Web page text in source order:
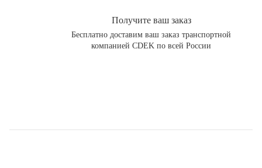
Получите ваш заказ
Бесплатно доставим ваш заказ транспортной
компанией CDEK по всей России